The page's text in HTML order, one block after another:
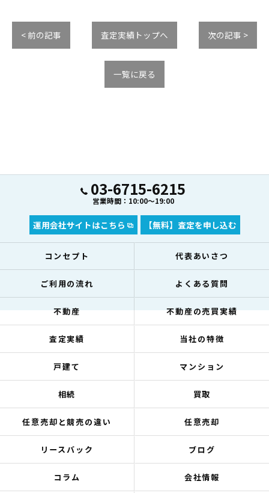
< 前の記事 査定実績トップへ 次の記事 >
一覧に戻る
03-6715-6215
営業時間：10:00～19:00
運用会社サイトはこちら 【無料】査定を申し込む
コンセプト 代表あいさつ
ご利用の流れ よくある質問
不動産 不動産の売買実績
査定実績 当社の特徴
戸建て マンション
相続 買取
任意売却と競売の違い 任意売却
リースバック ブログ
コラム 会社情報